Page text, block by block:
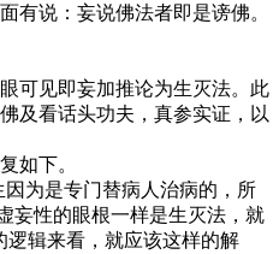
有说：妄说佛法者即是谤佛。
可见即妄加推论为生灭法。此
及看话头功夫，真参实证，以
如下。
为是专门替病人治病的，所
妄性的眼根一样是生灭法，就
逻辑来看，就应该这样的解